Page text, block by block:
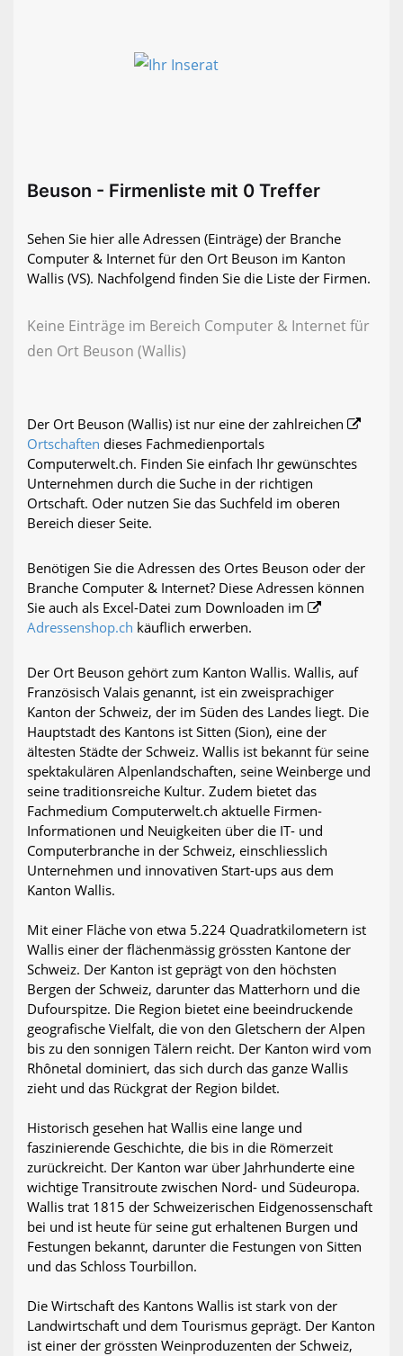
Beuson - Firmenliste mit 0 Treffer
Sehen Sie hier alle Adressen (Einträge) der Branche
Computer & Internet für den Ort Beuson im Kanton
Wallis (VS). Nachfolgend finden Sie die Liste der Firmen.
Keine Einträge im Bereich Computer & Internet für
den Ort Beuson (Wallis)
Der Ort Beuson (Wallis) ist nur eine der zahlreichen
Ortschaften dieses Fachmedienportals
Computerwelt.ch. Finden Sie einfach Ihr gewünschtes
Unternehmen durch die Suche in der richtigen
Ortschaft. Oder nutzen Sie das Suchfeld im oberen
Bereich dieser Seite.
Benötigen Sie die Adressen des Ortes Beuson oder der
Branche Computer & Internet? Diese Adressen können
Sie auch als Excel-Datei zum Downloaden im
Adressenshop.ch käuflich erwerben.
Der Ort Beuson gehört zum Kanton Wallis. Wallis, auf
Französisch Valais genannt, ist ein zweisprachiger
Kanton der Schweiz, der im Süden des Landes liegt. Die
Hauptstadt des Kantons ist Sitten (Sion), eine der
ältesten Städte der Schweiz. Wallis ist bekannt für seine
spektakulären Alpenlandschaften, seine Weinberge und
seine traditionsreiche Kultur. Zudem bietet das
Fachmedium Computerwelt.ch aktuelle Firmen-
Informationen und Neuigkeiten über die IT- und
Computerbranche in der Schweiz, einschliesslich
Unternehmen und innovativen Start-ups aus dem
Kanton Wallis.
Mit einer Fläche von etwa 5.224 Quadratkilometern ist
Wallis einer der flächenmässig grössten Kantone der
Schweiz. Der Kanton ist geprägt von den höchsten
Bergen der Schweiz, darunter das Matterhorn und die
Dufourspitze. Die Region bietet eine beeindruckende
geografische Vielfalt, die von den Gletschern der Alpen
bis zu den sonnigen Tälern reicht. Der Kanton wird vom
Rhônetal dominiert, das sich durch das ganze Wallis
zieht und das Rückgrat der Region bildet.
Historisch gesehen hat Wallis eine lange und
faszinierende Geschichte, die bis in die Römerzeit
zurückreicht. Der Kanton war über Jahrhunderte eine
wichtige Transitroute zwischen Nord- und Südeuropa.
Wallis trat 1815 der Schweizerischen Eidgenossenschaft
bei und ist heute für seine gut erhaltenen Burgen und
Festungen bekannt, darunter die Festungen von Sitten
und das Schloss Tourbillon.
Die Wirtschaft des Kantons Wallis ist stark von der
Landwirtschaft und dem Tourismus geprägt. Der Kanton
ist einer der grössten Weinproduzenten der Schweiz,